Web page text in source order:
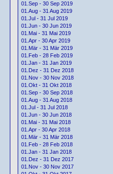
01.Sep - 30 Sep 2019
01.Aug - 31 Aug 2019
01.Jul - 31 Jul 2019
01.Jun - 30 Jun 2019
01.Mai - 31 Mai 2019
01.Apr - 30 Apr 2019
01.Mär - 31 Mär 2019
01.Feb - 28 Feb 2019
01.Jan - 31 Jan 2019
01.Dez - 31 Dez 2018
01.Nov - 30 Nov 2018
01.Okt - 31 Okt 2018
01.Sep - 30 Sep 2018
01.Aug - 31 Aug 2018
01.Jul - 31 Jul 2018
01.Jun - 30 Jun 2018
01.Mai - 31 Mai 2018
01.Apr - 30 Apr 2018
01.Mär - 31 Mär 2018
01.Feb - 28 Feb 2018
01.Jan - 31 Jan 2018
01.Dez - 31 Dez 2017
01.Nov - 30 Nov 2017